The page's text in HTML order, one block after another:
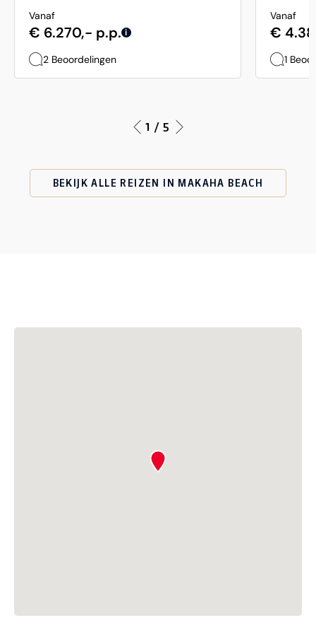
Vanaf
€ 6.270,- p.p. i
2 Beoordelingen
Vanaf
€
1
1 / 5
BEKIJK ALLE REIZEN IN MAKAHA BEACH